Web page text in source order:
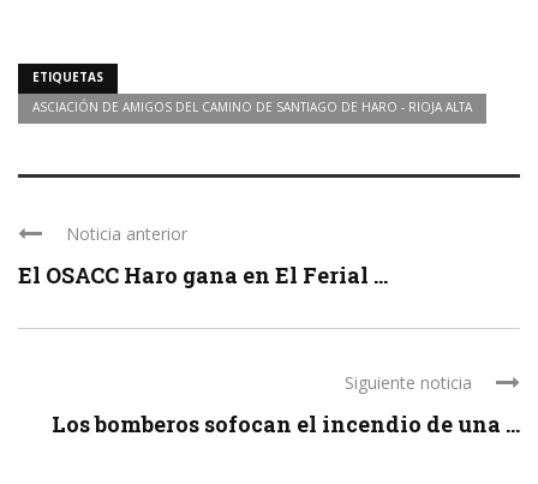
ETIQUETAS
ASCIACIÓN DE AMIGOS DEL CAMINO DE SANTIAGO DE HARO - RIOJA ALTA
Noticia anterior
El OSACC Haro gana en El Ferial ...
Siguiente noticia
Los bomberos sofocan el incendio de una ...